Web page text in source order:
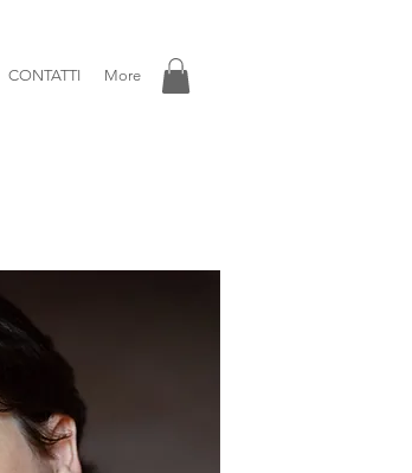
CONTATTI More